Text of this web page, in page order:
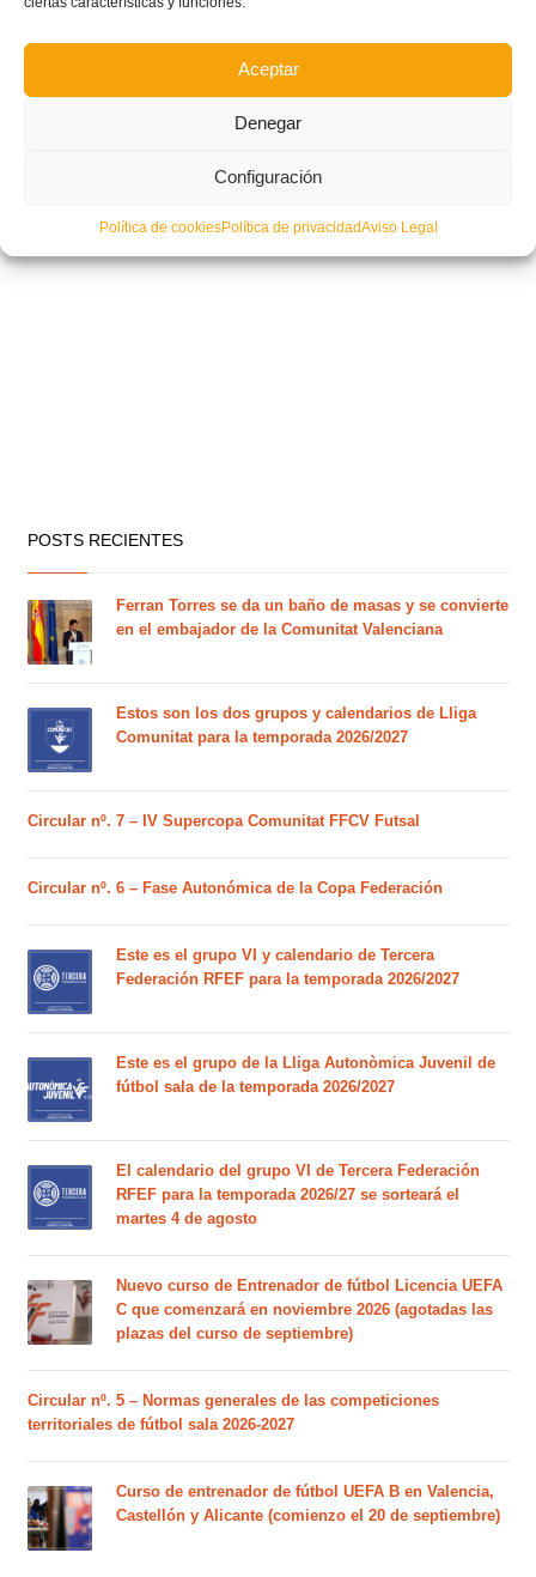
Aceptar
Denegar
Configuración
Política de cookiesPolítica de privacidadAviso Legal
POSTS RECIENTES
Ferran Torres se da un baño de masas y se convierte
en el embajador de la Comunitat Valenciana
Estos son los dos grupos y calendarios de Lliga
Comunitat para la temporada 2026/2027
Circular nº. 7 – IV Supercopa Comunitat FFCV Futsal
Circular nº. 6 – Fase Autonómica de la Copa Federación
Este es el grupo VI y calendario de Tercera
Federación RFEF para la temporada 2026/2027
Este es el grupo de la Lliga Autonòmica Juvenil de
fútbol sala de la temporada 2026/2027
El calendario del grupo VI de Tercera Federación
RFEF para la temporada 2026/27 se sorteará el
martes 4 de agosto
Nuevo curso de Entrenador de fútbol Licencia UEFA
C que comenzará en noviembre 2026 (agotadas las
plazas del curso de septiembre)
Circular nº. 5 – Normas generales de las competiciones
territoriales de fútbol sala 2026-2027
Curso de entrenador de fútbol UEFA B en Valencia,
Castellón y Alicante (comienzo el 20 de septiembre)